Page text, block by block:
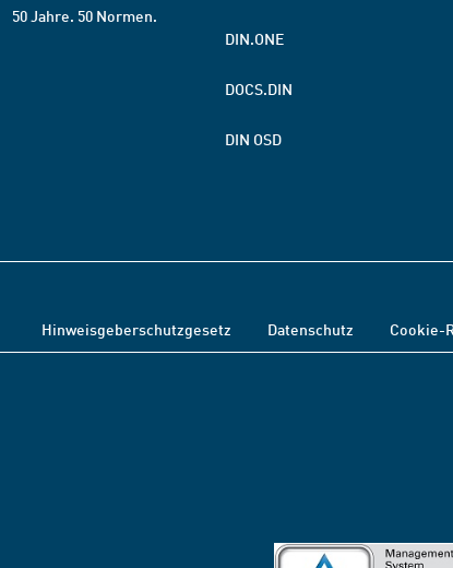
50 Jahre. 50 Normen.
DIN.ONE
DOCS.DIN
DIN OSD
Hinweisgeberschutzgesetz Datenschutz Cookie-